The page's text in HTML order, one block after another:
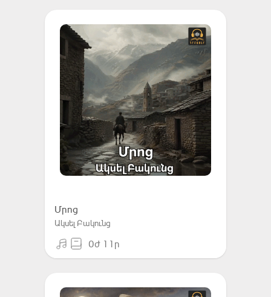
Մրոց
Ակսել Բակունց
0ժ 11ր